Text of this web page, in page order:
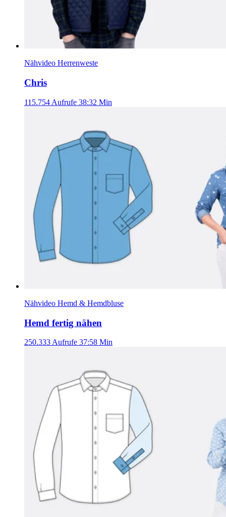
Nähvideo Herrenweste
Chris
115.754 Aufrufe 38:32 Min
Nähvideo Hemd & Hemdbluse
Hemd fertig nähen
250.333 Aufrufe 37:58 Min